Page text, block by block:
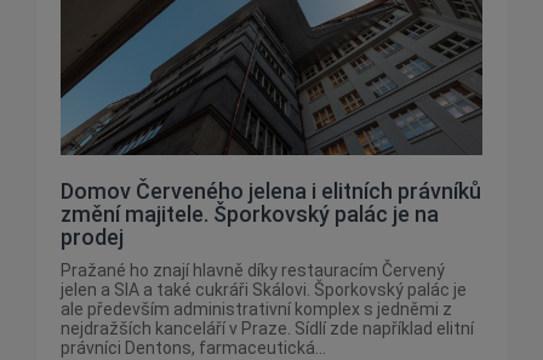
Domov Červeného jelena i elitních právníků
změní majitele. Šporkovský palác je na
prodej
Pražané ho znají hlavně díky restauracím Červený
jelen a SIA a také cukráři Skálovi. Šporkovský palác je
ale především administrativní komplex s jedněmi z
nejdražších kanceláří v Praze. Sídlí zde například elitní
právníci Dentons, farmaceutická...